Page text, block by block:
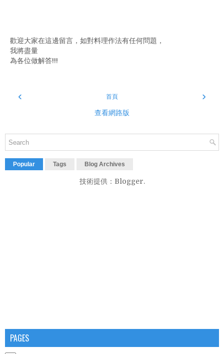
歡迎大家在這邊留言，如對料理作法有任何問題，
我將盡量
為各位做解答!!!
‹ ›
首頁
查看網路版
Popular Tags Blog Archives
技術提供： Blogger.
PAGES